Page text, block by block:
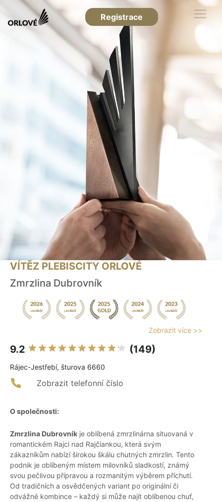
Registrace
VÍTĚZ PLEBISCITY ORLOVÉ
Zmrzlina Dubrovník
Zobrazit více >>
9.2 (149)
Rájec-Jestřebí, šturova 6660
Zobrazit telefonní číslo
O společnosti:
Zmrzlina Dubrovník je oblíbená zmrzlinárna situovaná v
romantickém Rajci nad Rajčiankou, která svým
zákazníkům nabízí širokou škálu chutných zmrzlin. Tento
podnik je oblíbeným místem milovníků sladkostí, známý
svou pečlivou přípravou a rozmanitým výběrem příchutí.
Od tradičních a osvědčených variant po originální či
odvážné kombince – každý si může najít oblíbenou chuť,